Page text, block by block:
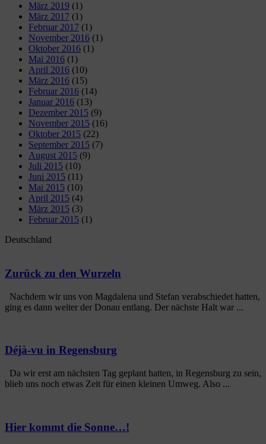
März 2019 (1)
März 2017 (1)
Februar 2017 (1)
November 2016 (1)
Oktober 2016 (1)
Mai 2016 (1)
April 2016 (10)
März 2016 (15)
Februar 2016 (14)
Januar 2016 (13)
Dezember 2015 (9)
November 2015 (16)
Oktober 2015 (22)
September 2015 (7)
August 2015 (9)
Juli 2015 (10)
Juni 2015 (11)
Mai 2015 (10)
April 2015 (4)
März 2015 (3)
Februar 2015 (1)
Deutschland
Zurück zu den Wurzeln
Nachdem wir uns von Magdalena und Stefan verabschiedet hatten,
ging es dann weiter der Donau entlang. Der nächste Halt war ...
Déjà-vu in Regensburg
Da wir erst am nächsten Tag geplant hatten, in Regensburg zu sein,
blieb uns noch etwas Zeit für einen kleinen Umweg. Also ...
Hier kommt die Sonne…!